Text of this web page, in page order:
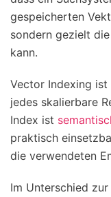
gespeicherten
sondern gezielt
kann.
Vector Indexing ist
jedes skalierbare
Index ist
praktisch
die verwendeten
Im Unterschied